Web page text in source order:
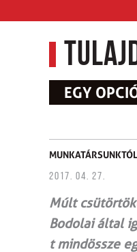
EGY
MUNKATÁRSUNKTÓL
2017. 04. 27.
Múlt
Bodolai által
t mindössze